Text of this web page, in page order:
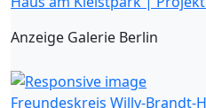
Anzeige Galerie Berlin
Freundeskreis Willy-Brandt-